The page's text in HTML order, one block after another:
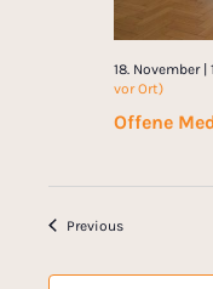
Offene
18. November |
vor Ort)
PreviousEvents